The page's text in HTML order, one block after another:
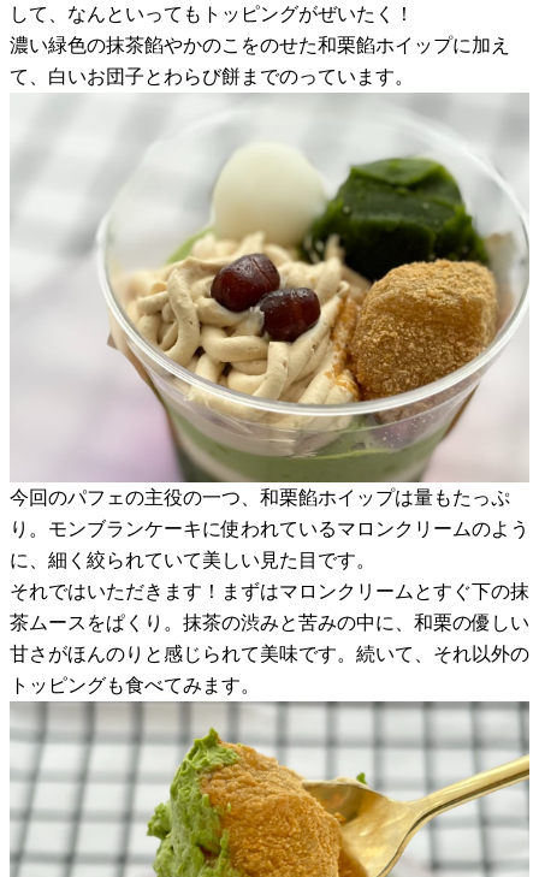
して、なんといってもトッピングがぜいたく！
濃い緑色の抹茶餡やかのこをのせた和栗餡ホイップに加え
て、白いお団子とわらび餅までのっています。
今回のパフェの主役の一つ、和栗餡ホイップは量もたっぷ
り。モンブランケーキに使われているマロンクリームのよう
に、細く絞られていて美しい見た目です。
それではいただきます！まずはマロンクリームとすぐ下の抹
茶ムースをぱくり。抹茶の渋みと苦みの中に、和栗の優しい
甘さがほんのりと感じられて美味です。続いて、それ以外の
トッピングも食べてみます。